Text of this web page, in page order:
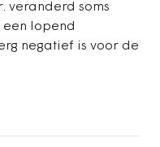
veranderd soms
lopend
negatief is voor de